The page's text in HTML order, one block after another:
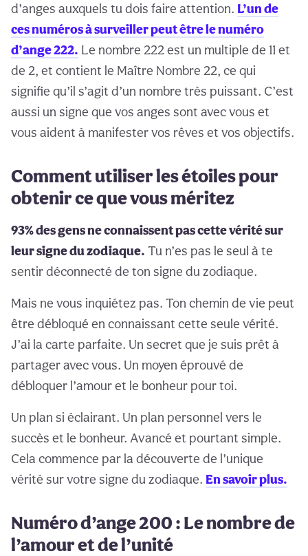
d’anges auxquels tu dois faire attention. L’un de
ces numéros à surveiller peut être le numéro
d’ange 222. Le nombre 222 est un multiple de 11 et
de 2, et contient le Maître Nombre 22, ce qui
signifie qu’il s’agit d’un nombre très puissant. C’est
aussi un signe que vos anges sont avec vous et
vous aident à manifester vos rêves et vos objectifs.
Comment utiliser les étoiles pour
obtenir ce que vous méritez
93% des gens ne connaissent pas cette vérité sur
leur signe du zodiaque. Tu n’es pas le seul à te
sentir déconnecté de ton signe du zodiaque.
Mais ne vous inquiétez pas. Ton chemin de vie peut
être débloqué en connaissant cette seule vérité.
J’ai la carte parfaite. Un secret que je suis prêt à
partager avec vous. Un moyen éprouvé de
débloquer l’amour et le bonheur pour toi.
Un plan si éclairant. Un plan personnel vers le
succès et le bonheur. Avancé et pourtant simple.
Cela commence par la découverte de l’unique
vérité sur votre signe du zodiaque. En savoir plus.
Numéro d’ange 200 : Le nombre de
l’amour et de l’unité